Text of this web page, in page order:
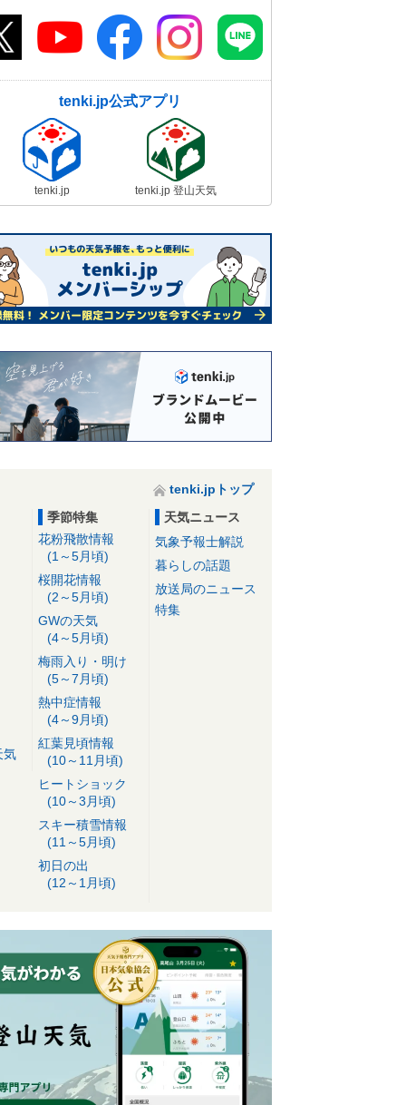
tenki.jp公式アプリ
tenki.jp tenki.jp 登山天気
tenki.jpトップ
気
季節特集
花粉飛散情報
(1～5月頃)
桜開花情報
(2～5月頃)
GWの天気
(4～5月頃)
梅雨入り・明け
(5～7月頃)
熱中症情報
(4～9月頃)
紅葉見頃情報
(10～11月頃)
ヒートショック
(10～3月頃)
スキー積雪情報
(11～5月頃)
初日の出
(12～1月頃)
天気ニュース
気象予報士解説
暮らしの話題
放送局のニュース
特集